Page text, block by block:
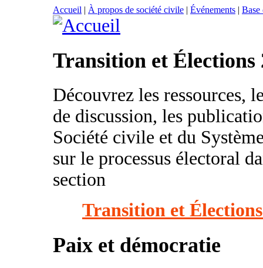
Accueil | À propos de société civile | Événements | Base
Transition et Élections
Découvrez les ressources,
de discussion, les
Société civile et du
sur le processus électoral
section
Transition et
Paix et démocratie